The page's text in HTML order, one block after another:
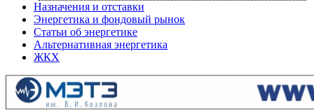
Назначения и отставки
Энергетика и фондовый рынок
Статьи об энергетике
Альтернативная энергетика
ЖКХ